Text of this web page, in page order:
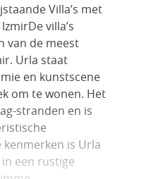
Villa’s met
villa’s
van de meest
Urla staat
en kunstscene
om te wonen. Het
stranden en is
is Urla
een rustige